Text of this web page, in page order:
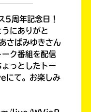
5周年記念日！
にありがと
さばみゆきさん
ク番組を配信
っとしたトー
て。お楽しみ